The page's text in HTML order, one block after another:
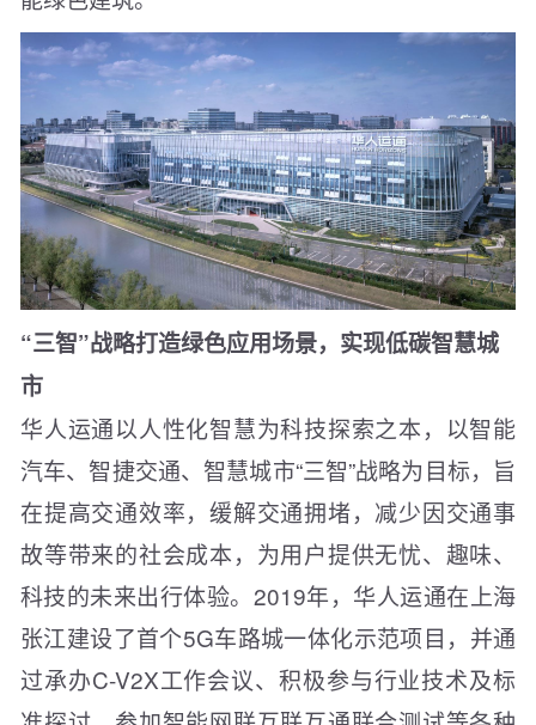
“三智”战略打造绿色应用场景，实现低碳智慧城
市
华人运通以人性化智慧为科技探索之本，以智能
汽车、智捷交通、智慧城市“三智”战略为目标，旨
在提高交通效率，缓解交通拥堵，减少因交通事
故等带来的社会成本，为用户提供无忧、趣味、
科技的未来出行体验。2019年，华人运通在上海
张江建设了首个5G车路城一体化示范项目，并通
过承办C-V2X工作会议、积极参与行业技术及标